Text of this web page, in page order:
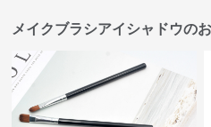
メイクブラシアイシャドウの